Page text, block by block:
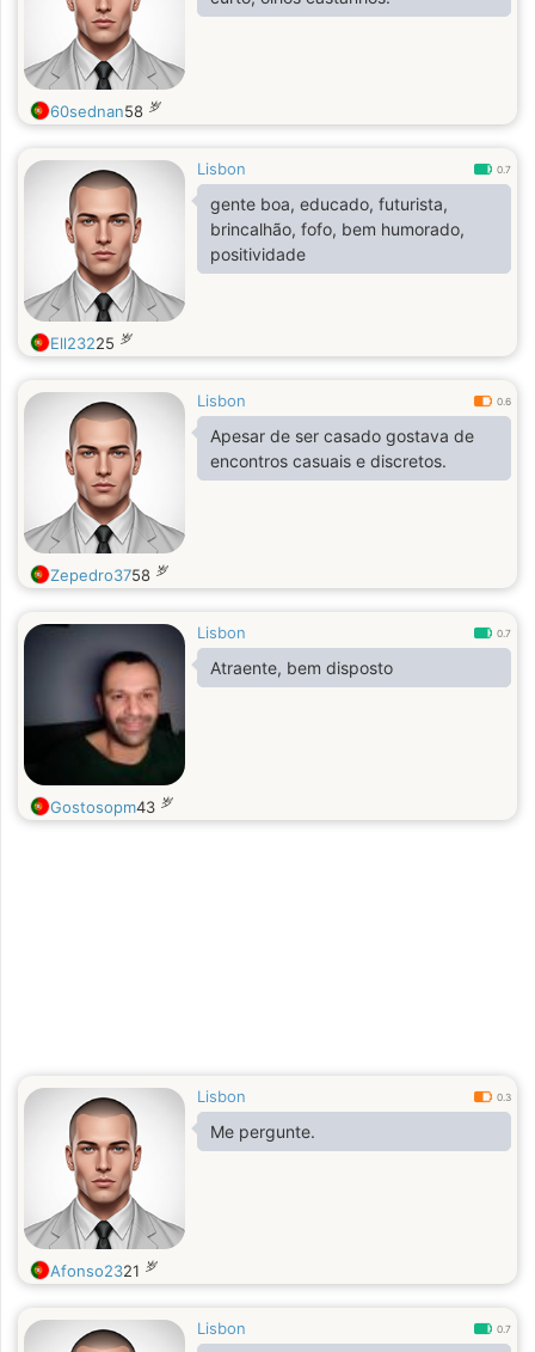
60sednan58 岁
Lisbon 0.7
gente boa, educado, futurista,
brincalhão, fofo, bem humorado,
positividade
Ell23225 岁
Lisbon 0.6
Apesar de ser casado gostava de
encontros casuais e discretos.
Zepedro3758 岁
Lisbon 0.7
Atraente, bem disposto
Gostosopm43 岁
Lisbon 0.3
Me pergunte.
Afonso2321 岁
Lisbon 0.7